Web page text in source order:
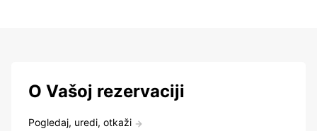
O Vašoj rezervaciji
Pogledaj, uredi, otkaži